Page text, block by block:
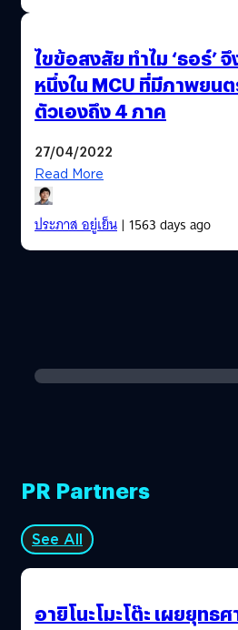
ไขข้อสงสัย ทำไม ‘ธอร์’
หนึ่งใน MCU ที่มีภาพยน
ตัวเองถึง 4 ภาค
27/04/2022
Read More
ประภาส อยู่เย็น| 1563 days ago
PR Partners
See All
อายิโนะโมะโต๊ะ เผยยุทธ